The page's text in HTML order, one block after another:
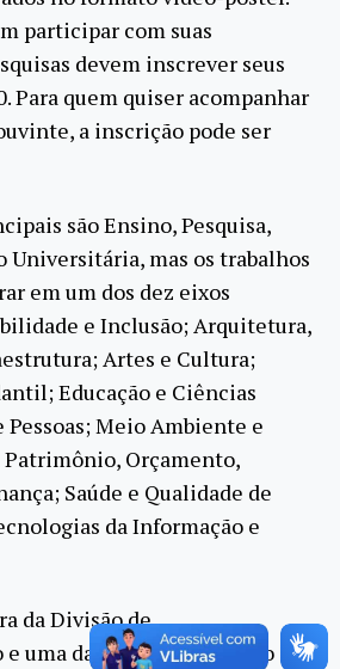
participar com suas
devem inscrever seus
Para quem quiser acompanhar
a inscrição pode ser
são Ensino, Pesquisa,
Universitária, mas os trabalhos
em um dos dez eixos
e Inclusão; Arquitetura,
Artes e Cultura;
Educação e Ciências
Pessoas; Meio Ambiente e
Orçamento,
Saúde e Qualidade de
da Informação e
da Divisão de
uma das organizadoras do